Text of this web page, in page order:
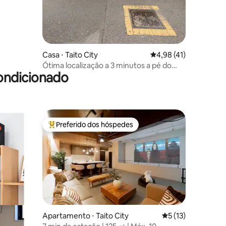
Casa ⋅ Taito City 4,98 de uma
4,98 (41)
Ótima localização a 3 minutos a pé do
Templo de Asakusa! Sinta a cura do
Japão em uma antiga pousada cheia de
conveniente para Ginza e Ueno
Entre os melhores preferidos dos hóspedes
Preferido dos hóspedes
Apartamento ⋅ Taito City 5 de uma
5 (13)